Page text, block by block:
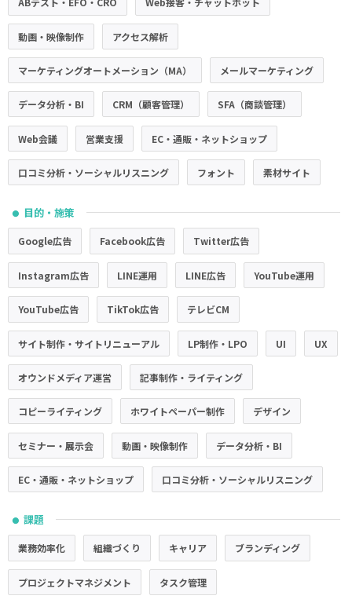
動画・映像制作 アクセス解析
マーケティングオートメーション（MA） メールマーケティング
データ分析・BI CRM（顧客管理） SFA（商談管理）
Web会議 営業支援 EC・通販・ネットショップ
口コミ分析・ソーシャルリスニング フォント 素材サイト
● 目的・施策
Google広告 Facebook広告 Twitter広告
Instagram広告 LINE運用 LINE広告 YouTube運用
YouTube広告 TikTok広告 テレビCM
サイト制作・サイトリニューアル LP制作・LPO UI UX
オウンドメディア運営 記事制作・ライティング
コピーライティング ホワイトペーパー制作 デザイン
セミナー・展示会 動画・映像制作 データ分析・BI
EC・通販・ネットショップ 口コミ分析・ソーシャルリスニング
● 課題
業務効率化 組織づくり キャリア ブランディング
プロジェクトマネジメント タスク管理